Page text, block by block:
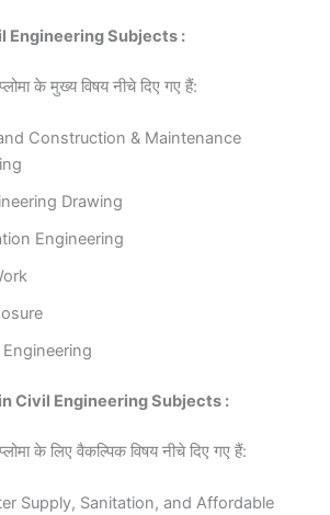
Engineering Subjects :
के मुख्य विषय नीचे दिए गए हैं:
Construction & Maintenance
Drawing
Engineering
Civil Engineering Subjects :
के लिए वैकल्पिक विषय नीचे दिए गए हैं:
Supply, Sanitation, and Affordable